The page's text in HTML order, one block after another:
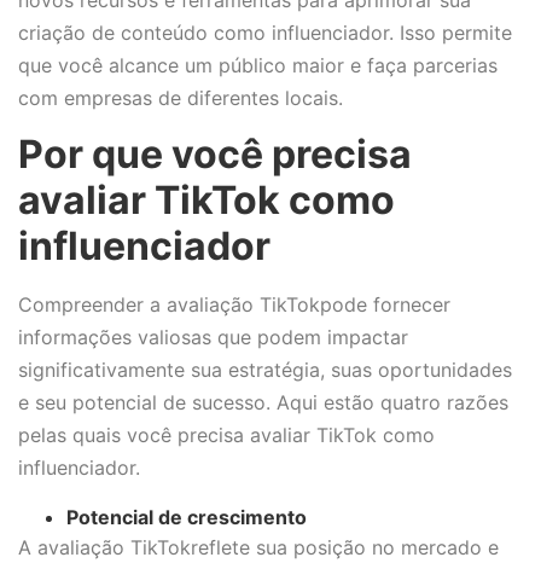
criação de conteúdo como influenciador. Isso permite
que você alcance um público maior e faça parcerias
com empresas de diferentes locais.
Por que você precisa
avaliar TikTok como
influenciador
Compreender a avaliação TikTokpode fornecer
informações valiosas que podem impactar
significativamente sua estratégia, suas oportunidades
e seu potencial de sucesso. Aqui estão quatro razões
pelas quais você precisa avaliar TikTok como
influenciador.
Potencial de crescimento
A avaliação TikTokreflete sua posição no mercado e